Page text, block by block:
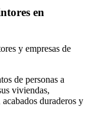
en
y empresas de
de personas a
viviendas,
duraderos y